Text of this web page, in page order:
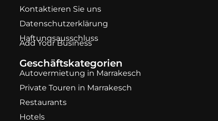
Kontaktieren Sie uns
Datenschutzerklärung
Haftungsausschluss
Add Your Business
Geschäftskategorien
Autovermietung in Marrakesch
Private Touren in Marrakesch
Restaurants
Hotels